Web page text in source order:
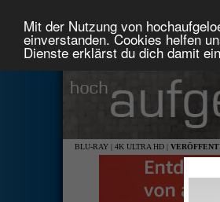
Mit der Nutzung von
einverstanden. Cookies helfen
Dienste erklärst du dich damit
BLU-RAY | 4K ULTRA HD |